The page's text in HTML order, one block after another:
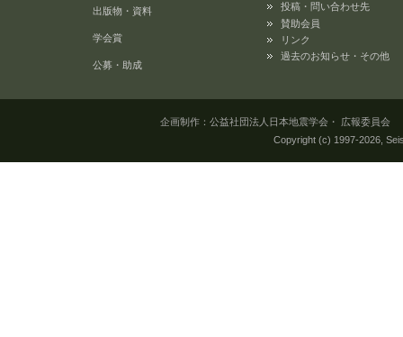
出版物・資料
学会賞
公募・助成
投稿・問い合わせ先
賛助会員
リンク
過去のお知らせ・その他
企画制作：公益社団法人日本地震学会・ 広報委員
Copyright (c) 1997-2026,